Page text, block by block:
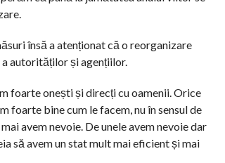
însă a atenționat că o reorganizare
autorităților și agențiilor.
foarte onești și direcți cu oamenii. Orice
foarte bine cum le facem, nu în sensul de
avem nevoie. De unele avem nevoie dar
să avem un stat mult mai eficient și mai